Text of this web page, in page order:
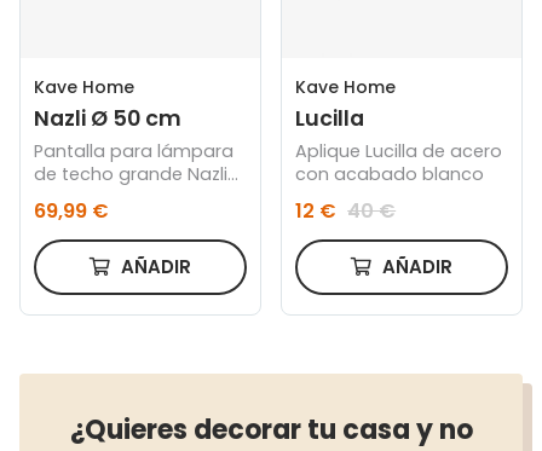
Kave Home
Nazli Ø 50 cm
Pantalla para lámpara
de techo grande Nazli
beige Ø 50 cm
69,99 €
AÑADIR
Kave Home
Lucilla
Aplique Lucilla de acero
con acabado blanco
12 € 40 €
AÑADIR
¿Quieres decorar tu casa y no